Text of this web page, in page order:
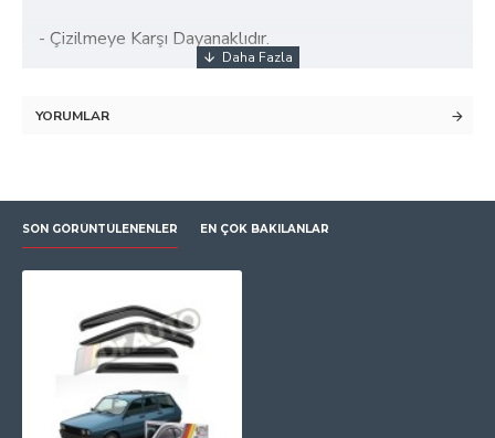
- Çizilmeye Karşı Dayanaklıdır.
YORUMLAR
SON GÖRÜNTÜLENENLER EN ÇOK BAKILANLAR